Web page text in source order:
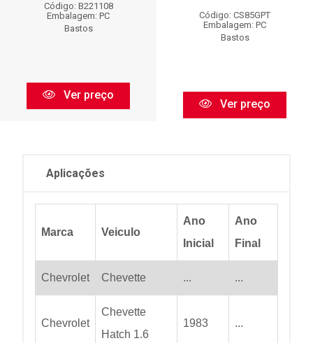
Código: B221108
Embalagem: PC
Bastos
Ver preço
Código: CS85GPT
Embalagem: PC
Bastos
Ver preço
Aplicações
Marca Veiculo
Ano
Inicial
Ano
Final
Chevrolet Chevette ... ...
Chevrolet
Chevette
Hatch 1.6
1983 ...